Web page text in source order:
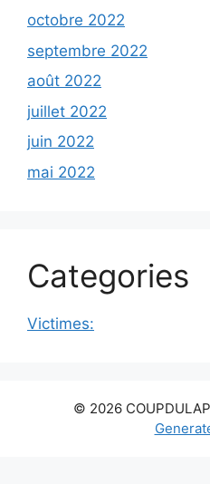
octobre 2022
septembre 2022
août 2022
juillet 2022
juin 2022
mai 2022
Categories
Victimes:
© 2026